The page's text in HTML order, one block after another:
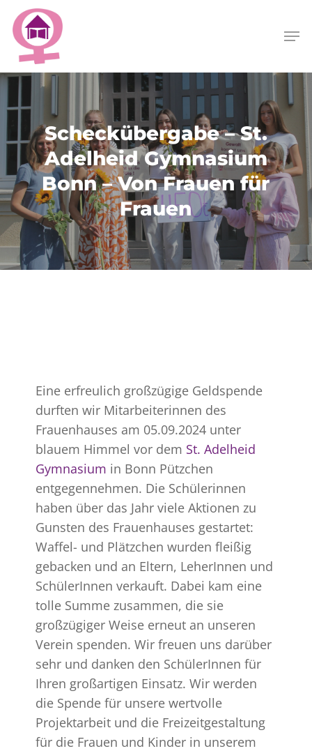
Skip
main
content
Scheckübergabe – St.
Adelheid Gymnasium
Bonn – Von Frauen für
Frauen
Eine erfreulich großzügige Geldspende
durften wir Mitarbeiterinnen des
Frauenhauses am 05.09.2024 unter
blauem Himmel vor dem St. Adelheid
Gymnasium in Bonn Pützchen
entgegennehmen. Die Schülerinnen
haben über das Jahr viele Aktionen zu
Gunsten des Frauenhauses gestartet:
Waffel- und Plätzchen wurden fleißig
gebacken und an Eltern, LeherInnen und
SchülerInnen verkauft. Dabei kam eine
tolle Summe zusammen, die sie
großzügiger Weise erneut an unseren
Verein spenden. Wir freuen uns darüber
sehr und danken den SchülerInnen für
Ihren großartigen Einsatz. Wir werden
die Spende für unsere wertvolle
Projektarbeit und die Freizeitgestaltung
für die Frauen und Kinder in unserem